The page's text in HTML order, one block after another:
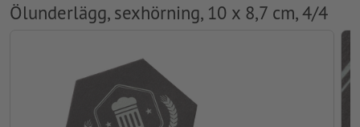
Ölunderlägg, sexhörning, 10 x 8,7 cm, 4/4